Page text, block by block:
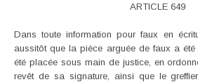
ARTICLE 649
Dans toute information pour faux en
aussitôt que la pièce arguée de faux a
été placée sous main de justice, en
revêt de sa signature, ainsi que le